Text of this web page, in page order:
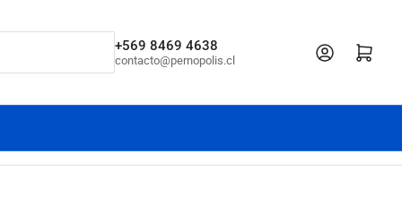
+569 8469 4638
contacto@pernopolis.cl
Iniciar sesiónAbrir cesta